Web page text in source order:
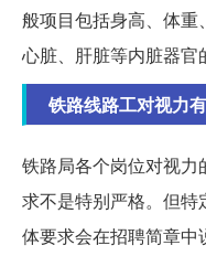
般项目包括身高、体
心脏、肝脏等内脏器官
铁路线路工对视力
铁路局各个岗位对视
求不是特别严格。但
体要求会在招聘简章